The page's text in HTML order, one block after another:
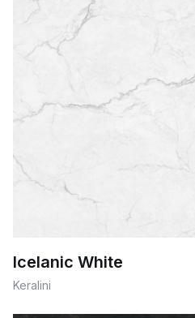
Icelanic White
Keralini